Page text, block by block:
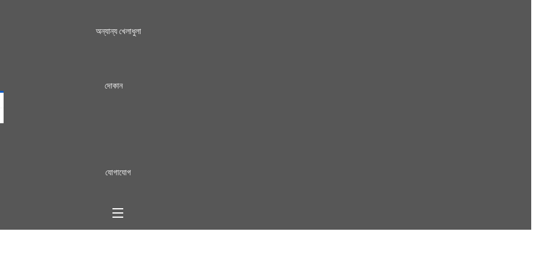
অন্যান্য খেলাধুলা
দোকান
যোগাযোগ